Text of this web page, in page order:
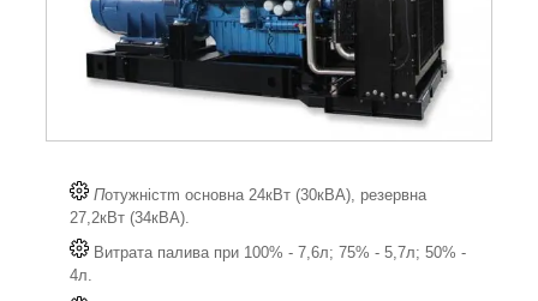
Потужністm основна 24кВт (30кВА), резервна
27,2кВт (34кВА).
Витрата палива при 100% - 7,6л; 75% - 5,7л; 50% -
4л.